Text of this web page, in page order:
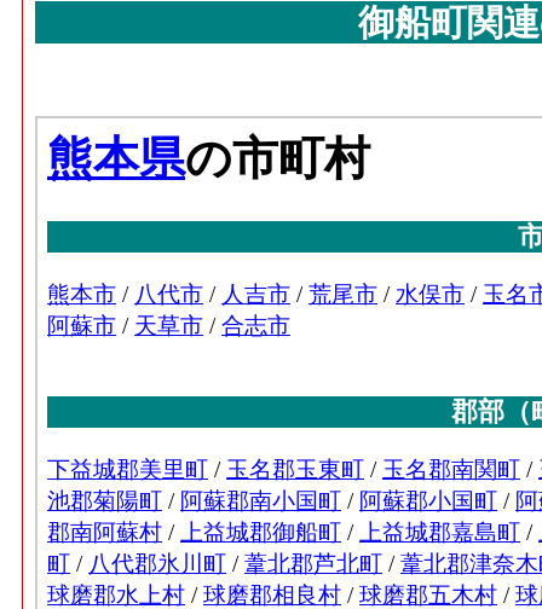
御船町関